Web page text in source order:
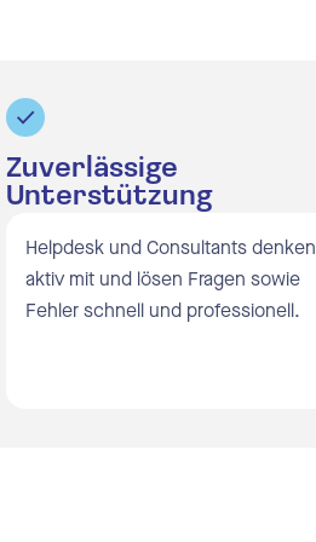
Zuverlässige
Unterstützung
Helpdesk und Consultants denken
aktiv mit und lösen Fragen sowie
Fehler schnell und professionell.